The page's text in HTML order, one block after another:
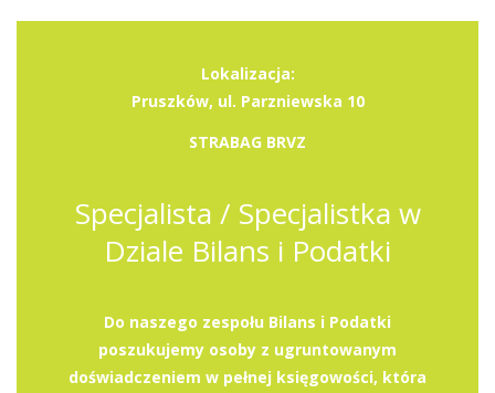
Lokalizacja:
Pruszków, ul. Parzniewska 10
STRABAG BRVZ
Specjalista / Specjalistka w
Dziale Bilans i Podatki
Do naszego zespołu Bilans i Podatki
poszukujemy osoby z ugruntowanym
doświadczeniem w pełnej księgowości, która